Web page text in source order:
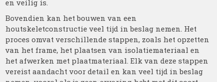
en veilig is.
Bovendien kan het bouwen van een
houtskeletconstructie veel tijd in beslag nemen. Het
proces omvat verschillende stappen, zoals het opzetten
van het frame, het plaatsen van isolatiemateriaal en
het afwerken met plaatmateriaal. Elk van deze stappen
vereist aandacht voor detail en kan veel tijd in beslag